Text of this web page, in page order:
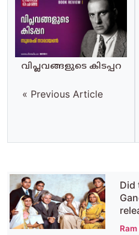
വിപ്ലവങ്ങളുടെ കിടപ്പറ
« Previous Article
Did